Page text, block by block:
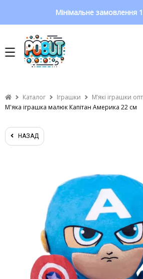
Мінімальне замовлення
Каталог Іграшки
Мʼякі іграшки
М'яка іграшка малюк Капітан Америка 22 см
НАЗАД